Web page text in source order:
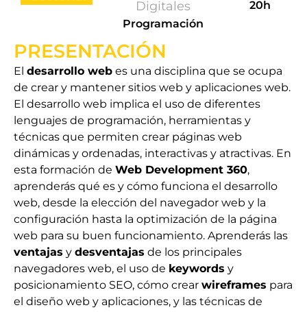
Digitales
Programación
20h
PRESENTACIÓN
El desarrollo web es una disciplina que se ocupa
de crear y mantener sitios web y aplicaciones web.
El desarrollo web implica el uso de diferentes
lenguajes de programación, herramientas y
técnicas que permiten crear páginas web
dinámicas y ordenadas, interactivas y atractivas. En
esta formación de Web Development 360,
aprenderás qué es y cómo funciona el desarrollo
web, desde la elección del navegador web y la
configuración hasta la optimización de la página
web para su buen funcionamiento. Aprenderás las
ventajas y desventajas de los principales
navegadores web, el uso de keywords y
posicionamiento SEO, cómo crear wireframes para
el diseño web y aplicaciones, y las técnicas de